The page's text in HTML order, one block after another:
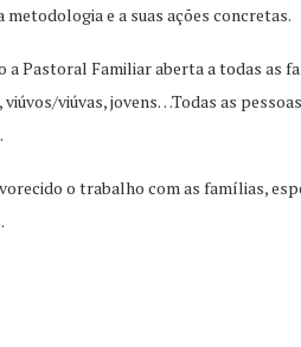
e a suas ações concretas.
a Pastoral Familiar aberta a todas
viúvos/viúvas, jovens…Todas as
o trabalho com as famílias,